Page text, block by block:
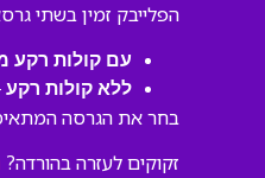
הפלייבק זמין בשתי
עם קולות רקע
ללא קולות רקע
בחר את הגרסה
זקוקים לעזרה בהורדה?